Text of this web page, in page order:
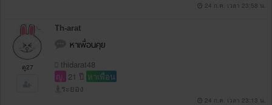
24 ก.ค. เวลา 23:58 น.
ดู27
Th-arat
หาเพื่อนคุย
thidarat48
ญ. 21 ปี หาเพื่อน
ระยอง
24 ก.ค. เวลา 23:13 น.